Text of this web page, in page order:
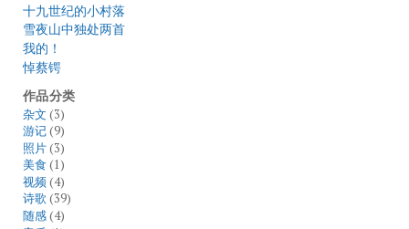
十九世纪的小村落
雪夜山中独处两首
我的！
悼蔡锷
作品分类
杂文 (3)
游记(9)
照片(3)
美食 (1)
视频(4)
诗歌(39)
随感(4)